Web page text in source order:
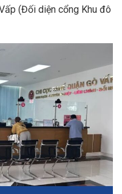
(Đối diện cổng Khu đô